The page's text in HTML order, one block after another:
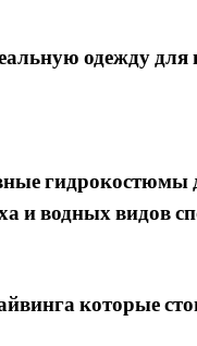
одежду для
гидрокостюмы
и водных видов
которые